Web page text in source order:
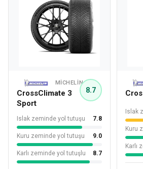
MICHELIN
CrossClimate 3
Sport
8.7
Islak zeminde yol tutuşu 7.8
Kuru zeminde yol tutuşu 9.0
Karlı zeminde yol tutuşlu 8.7
Islak
Kuru
Karlı